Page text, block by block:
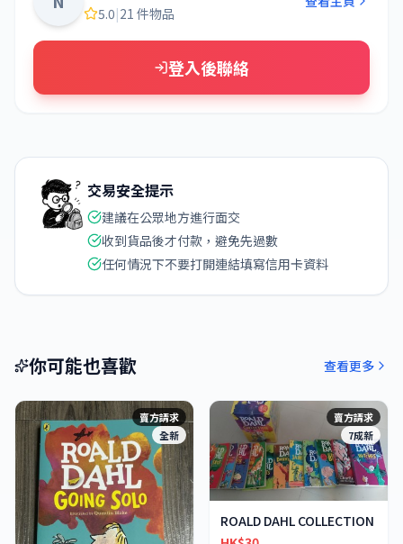
5.0|21 件物品
登入後聯絡
交易安全提示
建議在公眾地方進行面交
收到貨品後才付款，避免先過數
任何情況下不要打開連結填寫信用卡資料
你可能也喜歡 查看更多
賣方請求
全新
賣方請求
7成新
ROALD DAHL COLLECTION